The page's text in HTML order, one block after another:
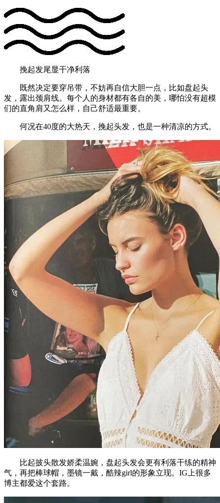
挽起发尾显干净利落
既然决定要穿吊带，不妨再自信大胆一点，比如盘起头
发，露出颈肩线。每个人的身材都有各自的美，哪怕没有超模
们的直角肩又怎么样，自己舒适最重要。
何况在40度的大热天，挽起头发，也是一种清凉的方式。
比起披头散发娇柔温婉，盘起头发会更有利落干练的精神
气，再把棒球帽，墨镜一戴，酷辣girl的形象立现。IG上很多
博主都爱这个套路。